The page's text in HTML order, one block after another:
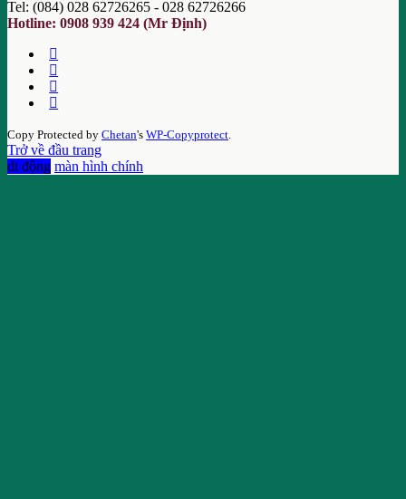
Tel: (084) 028 62726265 - 028 62726266
Hotline: 0908 939 424 (Mr Định)
Copy Protected by Chetan's WP-Copyprotect
Trở về đầu trang
di động màn hình chính